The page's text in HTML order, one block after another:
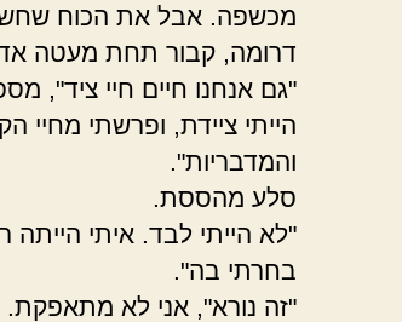
מכשפה. אבל את הכוח
דרומה, קבור תחת מעטה
"גם אנחנו חיים חיי ציד",
הייתי ציידת, ופרשתי מחיי
והמדבריות".
סלע מהססת.
"לא הייתי לבד. איתי הייתה
בחרתי בה".
"זה נורא", אני לא מתאפקת.